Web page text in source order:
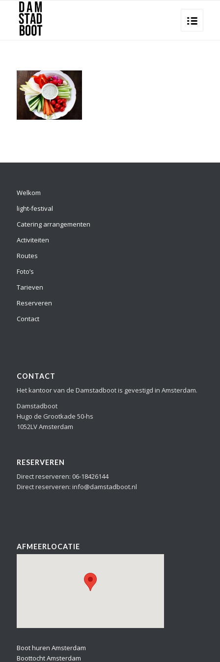
Welkom
light-festival
Catering arrangementen
Activiteiten
Routes
Foto’s
Tarieven
Reserveren
Contact
CONTACT
Het kantoor van de Damstadboot is gevestigd in Amsterdam.
Damstadboot
Hugo de Grootkade 50-hs
1052LV Amsterdam
RESERVEREN
Direct reserveren: 06-18426144
Direct reserveren: info@damstadboot.nl
AFMEERLOCATIE
Boot huren Amsterdam
Boottocht Amsterdam